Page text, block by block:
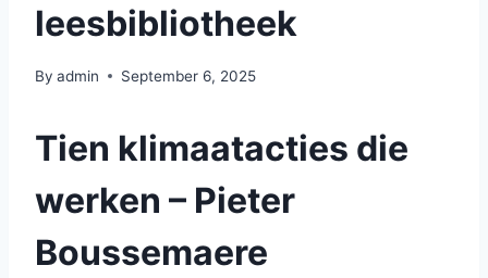
leesbibliotheek
By admin September 6, 2025
Tien klimaatacties die
werken – Pieter
Boussemaere